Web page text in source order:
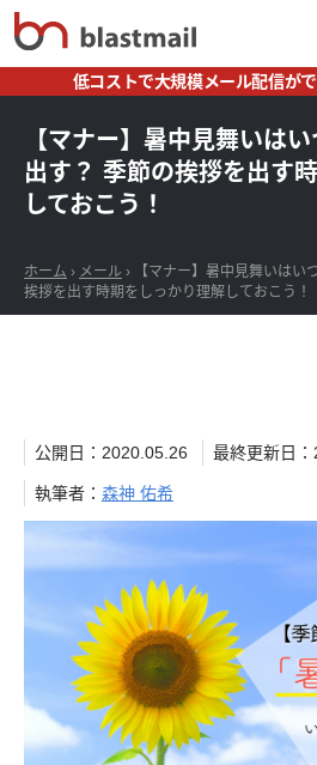
低コストで大規模メール配信が
【マナー】暑中見舞いは
出す？ 季節の挨拶を出す
しておこう！
ホーム › メール › 【マナー】暑中見舞いはい
挨拶を出す時期をしっかり理解しておこう！
公開日：2020.05.26 最終更新日
執筆者： 森神 佑希